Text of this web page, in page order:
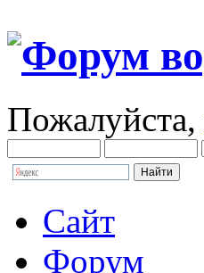
Пожалуйста,
Сайт
Форум